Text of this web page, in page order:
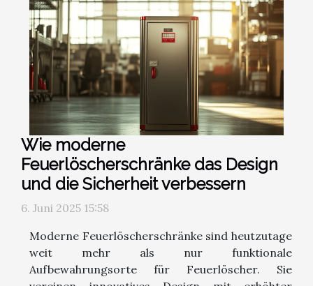
Wie moderne
Feuerlöscherschränke das Design
und die Sicherheit verbessern
6. Juni 2025 15:58
Moderne Feuerlöscherschränke sind heutzutage
weit mehr als nur funktionale
Aufbewahrungsorte für Feuerlöscher. Sie